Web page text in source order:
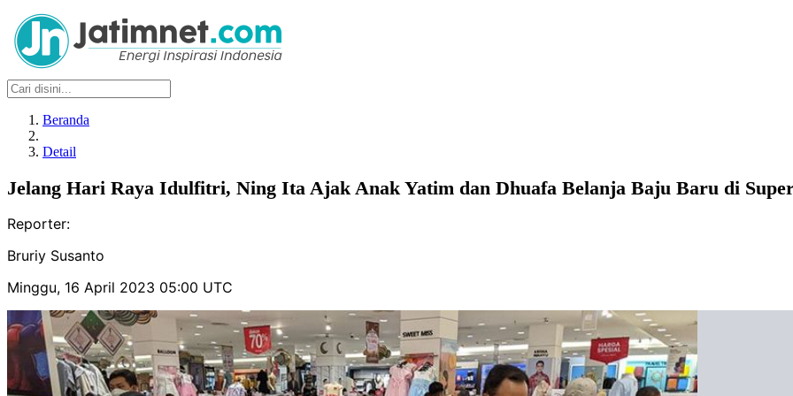
Beranda
Detail
Jelang Hari Raya Idulfitri, Ning Ita Ajak Anak Yatim dan Dhuafa Belanja Baju Baru di
Reporter:
Bruriy Susanto
Minggu, 16 April 2023 05:00 UTC